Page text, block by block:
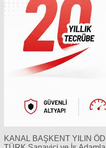
KANAL BAŞKENT YILIN